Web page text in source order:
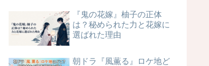
『鬼の花嫁』柚子の正体
は？秘められた力と花嫁に
選ばれた理由
朝ドラ『風薫る』ロケ地ど